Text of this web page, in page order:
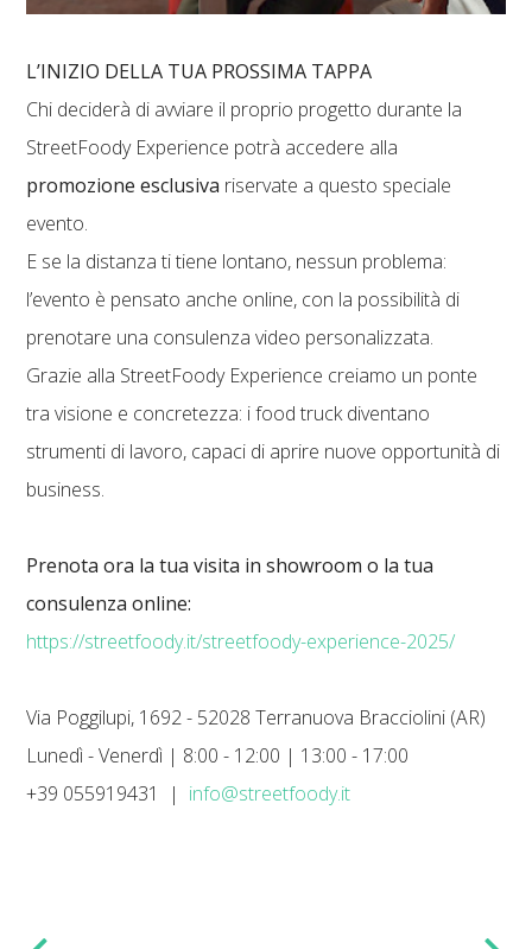
L’INIZIO DELLA TUA PROSSIMA TAPPA
Chi deciderà di avviare il proprio progetto durante la
StreetFoody Experience potrà accedere alla
promozione esclusiva riservate a questo speciale
evento.
E se la distanza ti tiene lontano, nessun problema:
l’evento è pensato anche online, con la possibilità di
prenotare una consulenza video personalizzata.
Grazie alla StreetFoody Experience creiamo un ponte
tra visione e concretezza: i food truck diventano
strumenti di lavoro, capaci di aprire nuove opportunità di
business.
Prenota ora la tua visita in showroom o la tua
consulenza online:
https://streetfoody.it/streetfoody-experience-2025/
Via Poggilupi, 1692 - 52028 Terranuova Bracciolini (AR)
Lunedì - Venerdì | 8:00 - 12:00 | 13:00 - 17:00
+39 055919431 | info@streetfoody.it